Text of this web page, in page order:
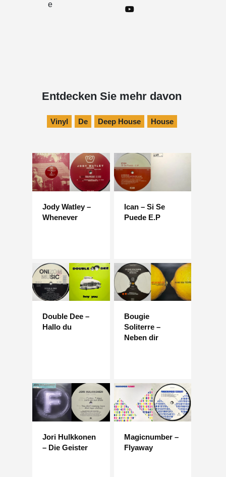
e
Entdecken Sie mehr davon
Vinyl De Deep House House
Jody Watley –
Whenever
Ican – Si Se
Puede E.P
Double Dee –
Hallo du
Bougie
Soliterre –
Neben dir
Jori Hulkkonen
– Die Geister
Magicnumber –
Flyaway